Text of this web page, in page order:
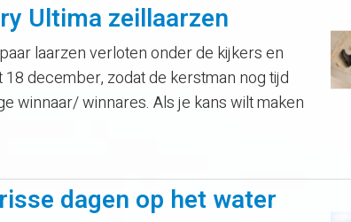
Ultima zeillaarzen
laarzen verloten onder de kijkers en
december, zodat de kerstman nog tijd
winnaar/ winnares. Als je kans wilt maken
dagen op het water